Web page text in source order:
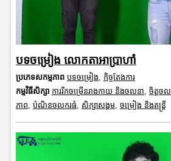
បទចម្រៀង លោកតាអាប្រាហាំ
ប្រភេទសកម្មភាព បទចម្រៀង
កិច្ចតែងការ
កម្មវិធីសិក្សា ការរីកចម្រើនរាងកាយ និងចលនា ចិត្តចល
ភាព បំណិនចលករធំ សិក្សាសង្គម, ចម្រៀង និងតន្ត្រី